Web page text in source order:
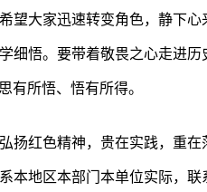
希望大家迅速转变角色，静下
细悟。要带着敬畏之心走进
有所悟、悟有所得。
弘扬红色精神，贵在实践，重
本地区本部门本单位实际，